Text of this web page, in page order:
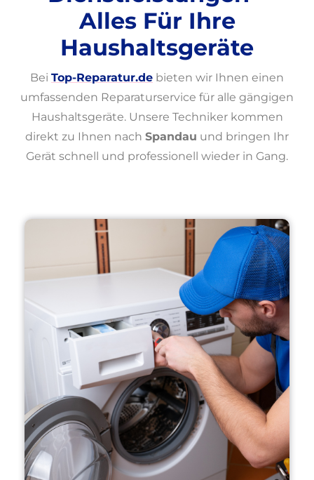
Alles Für Ihre
Haushaltsgeräte
Bei Top-Reparatur.de bieten wir Ihnen einen
umfassenden Reparaturservice für alle gängigen
Haushaltsgeräte. Unsere Techniker kommen
direkt zu Ihnen nach Spandau und bringen Ihr
Gerät schnell und professionell wieder in Gang.